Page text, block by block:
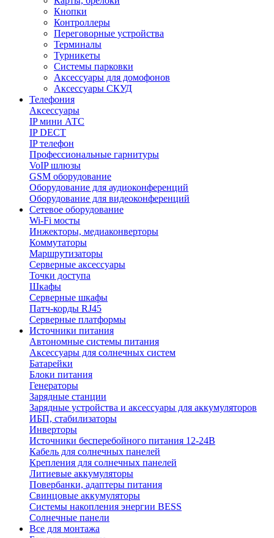
Кнопки
Контроллеры
Переговорные устройства
Терминалы
Турникеты
Системы парковки
Аксессуары для домофонов
Аксессуары СКУД
Телефония
Aксессуары
IP мини АТС
IP DECT
IP телефон
Профессиональные гарнитуры
VoIP шлюзы
GSM оборудование
Оборудование для аудиоконференций
Оборудование для видеоконференций
Сетевое оборудование
Wi-Fi мосты
Инжекторы, медиаконверторы
Коммутаторы
Маршрутизаторы
Серверные аксессуары
Точки доступа
Шкафы
Серверные шкафы
Патч-корды RJ45
Серверные платформы
Источники питания
Автономные системы питания
Аксессуары для солнечных систем
Батарейки
Блоки питания
Генераторы
Зарядные станции
Зарядные устройства и аксессуары для аккумуляторов
ИБП, стабилизаторы
Инверторы
Источники бесперебойного питания 12-24В
Кабель для солнечных панелей
Крепления для солнечных панелей
Литиевые аккумуляторы
Повербанки, адаптеры питания
Свинцовые аккумуляторы
Системы накопления энергии BESS
Солнечные панели
Все для монтажа